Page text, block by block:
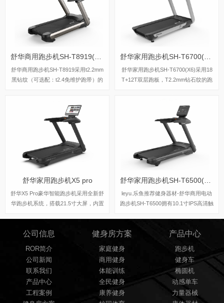
舒华商用跑步机SH-T8919(V9)
舒华商用跑步机SH-T8919采用t2.2mm
黑钻纹（可选配：t2.4免维护跑带）的
触式心率感应测量心跳等数据，跑步面
积达580×1570mm，可承受180kg的使
用者使用。
舒华家用跑步机SH-T6700(X6)
舒华家用跑步机SH-T6700(X6)采用18
T+12T双层跑板，T2.2mm钻石纹的跑
心率感应和无线心率感应等多种方式获
取数据，跑步面积达520×1450mm，可
承受130kg的使用者使用。
舒华家用跑步机X5 pro
舒华X5 Pro豪华智能跑步机采用全新舒
华跑步机系统，搭载21.5寸大屏，内置
科学指导和比赛互动，可在线升级，历
台设计，全减震系统，核心动力采用F
级耐高温马达，5.0HP峰值马力，提供
源源动力，让您享受每一次畅跑体验。
舒华家用跑步机SH-T6500(X5)
leyu.乐鱼推荐健身器材-舒华商用电动
跑步机SH-T6500拥有10.1寸IPS高清触
达、520mm商用豪华跑带和35mm双层
公司信息
ROR简介
公司新闻
联系我们
产品中心
工程案例
健身房方案
家庭健身
商用健身
体能训练
全民健身
康养健身
产品中心
跑步机
健身车
椭圆机
动感单车
力量器械